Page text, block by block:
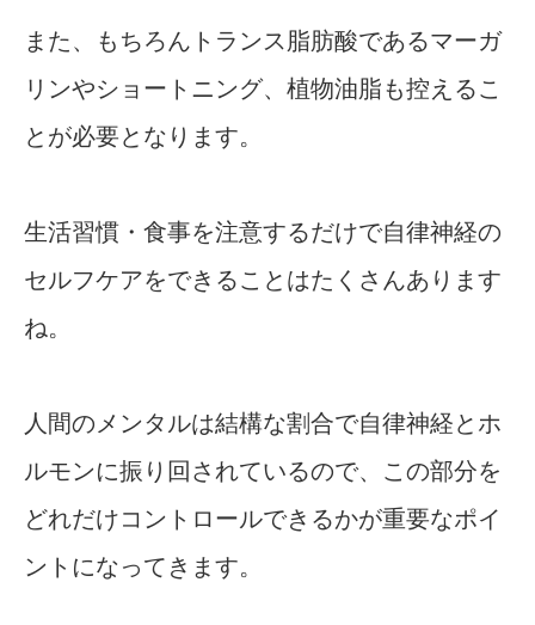
また、もちろんトランス脂肪酸であるマーガ
リンやショートニング、植物油脂も控えるこ
とが必要となります。
生活習慣・食事を注意するだけで自律神経の
セルフケアをできることはたくさんあります
ね。
人間のメンタルは結構な割合で自律神経とホ
ルモンに振り回されているので、この部分を
どれだけコントロールできるかが重要なポイ
ントになってきます。